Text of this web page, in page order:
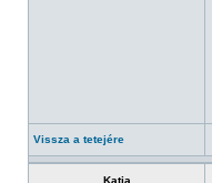
Vissza a tetejére
Katja